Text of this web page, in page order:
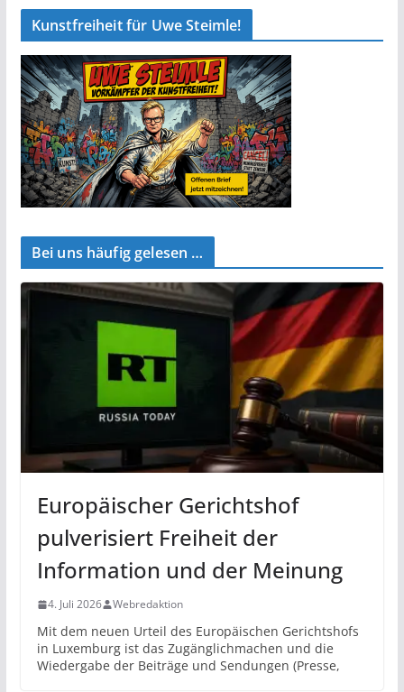
Kunstfreiheit für Uwe Steimle!
Bei uns häufig gelesen …
Europäischer Gerichtshof
pulverisiert Freiheit der
Information und der Meinung
4. Juli 2026 Webredaktion
Mit dem neuen Urteil des Europäischen Gerichtshofs
in Luxemburg ist das Zugänglichmachen und die
Wiedergabe der Beiträge und Sendungen (Presse,